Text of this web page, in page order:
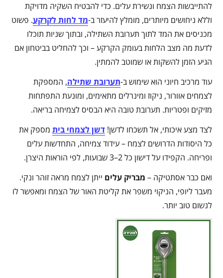
להתייבשות הצמח ונשירת עלים. כדי להבטיח השקיה מדויקת
וללא ניחושים מיותרים, מומלץ להיעזר ב-מד לחות לקרקע. פשוט
מכניסים את המד לתוך תערובת השתילה, ובתוך שניות תוכלו
לדעת מה מצב הלחות בעומק הקרקע – וכך להחליט בביטחון אם
הגיע הזמן להשקות או שמוטב להמתין.
עוד מרכיב חיוני הוא שימוש ב-תערובת שתילה, המספקת
לצמחים אוורור, ניקוז ומינרלים מתאימים, ומונעת התפתחות
מזיקים ופטריות. תערובת טובה היא הבסיס לצמיחה בריאה.
לצד מצע איכותי, אל תשכחו לדשן!דשן לצמחי בית מספק את
כל היסודות הדרושים לצמח – עידוד צמיחה, התחדשות עלים
ופריחה. הקפידו על דישון כל 2–3 שבועות, לפי הוראות היצרן.
ואם כבר אסתטיקה – מבריק עלים ייתן לצמח מראה זוהר ונקי.
מעבר ליופי, הניקוי משפר את קליטת האור של הצמח ומאפשר לו
לנשום טוב יותר.